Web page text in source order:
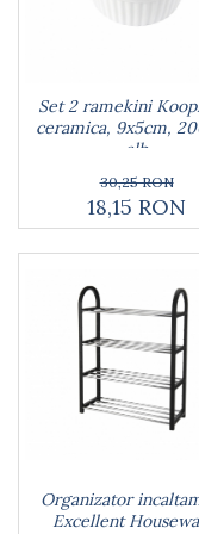
Mixere
Odorizant frigider
Prosoape bucatarie
Seturi cutite
Ustensile gatire la aburi
Vase pentru gatit
Capace pentru vase
Oale si cratite
Boluri
Set 2 ramekini
ceramica, 9x5cm,
alb
30,25 RON
18,15 RON
Organizator
Excellent